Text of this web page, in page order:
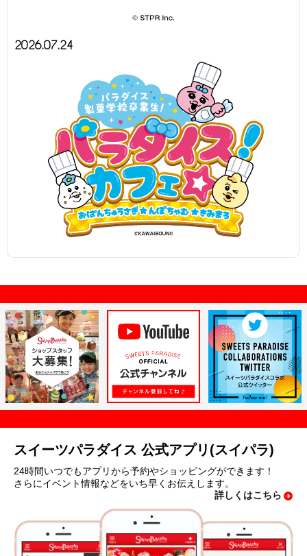
2026.07.24
スイーツパラダイス 公式アプリ(スイパラ)
24時間いつでもアプリから予約やショッピングができます！
さらにイベント情報などをいち早くお伝えします。
詳しくはこちら